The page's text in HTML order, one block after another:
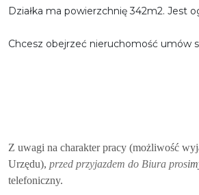
Działka ma powierzchnię 342m2. Jest
Chcesz obejrzeć nieruchomość umów
Z uwagi na charakter pracy (możliwość
Urzędu), przed przyjazdem do Biura pros
telefoniczny.